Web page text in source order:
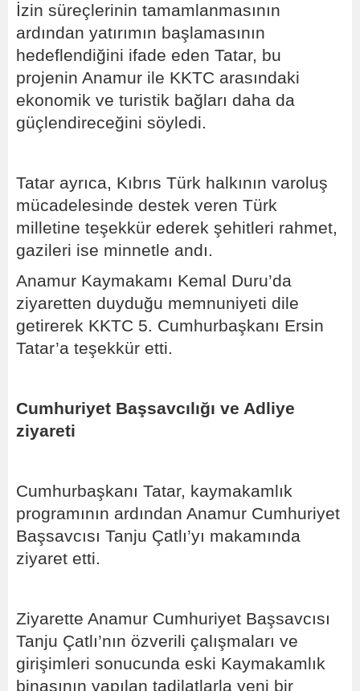
İzin süreçlerinin tamamlanmasının
ardından yatırımın başlamasının
hedeflendiğini ifade eden Tatar, bu
projenin Anamur ile KKTC arasındaki
ekonomik ve turistik bağları daha da
güçlendireceğini söyledi.
Tatar ayrıca, Kıbrıs Türk halkının varoluş
mücadelesinde destek veren Türk
milletine teşekkür ederek şehitleri rahmet,
gazileri ise minnetle andı.
Anamur Kaymakamı Kemal Duru’da
ziyaretten duyduğu memnuniyeti dile
getirerek KKTC 5. Cumhurbaşkanı Ersin
Tatar’a teşekkür etti.
Cumhuriyet Başsavcılığı ve Adliye
ziyareti
Cumhurbaşkanı Tatar, kaymakamlık
programının ardından Anamur Cumhuriyet
Başsavcısı Tanju Çatlı’yı makamında
ziyaret etti.
Ziyarette Anamur Cumhuriyet Başsavcısı
Tanju Çatlı’nın özverili çalışmaları ve
girişimleri sonucunda eski Kaymakamlık
binasının yapılan tadilatlarla yeni bir